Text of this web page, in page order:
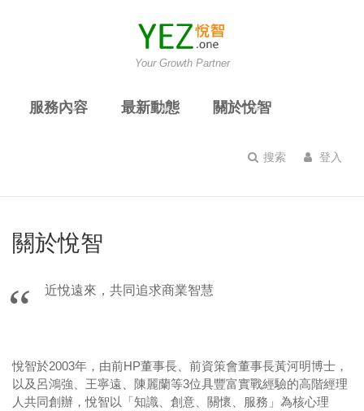
Your Growth Partner
服務內容 最新動態 關於悅智
搜索 登入
關於悅智
近悅遠來，共同追求商業智慧
悅智於2003年，由前HP董事長、前資策會董事長黃河明博士，
以及呂鴻強、王寧遠、陳麗蘭等3位具豐富實戰經驗的高階經理
人共同創辦，悅智以「知識、創意、關懷、服務」為核心理